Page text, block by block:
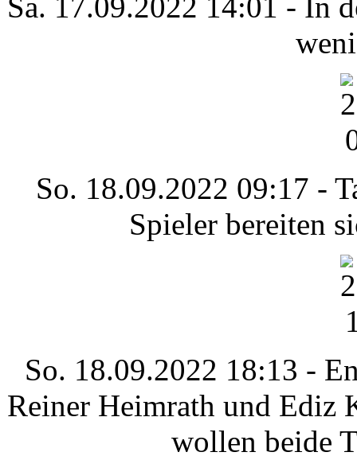
So. 18.09.2022 09:17 -
Spieler bereiten
So. 18.09.2022 18:13 -
Reiner Heimrath und Ediz
wollen beide